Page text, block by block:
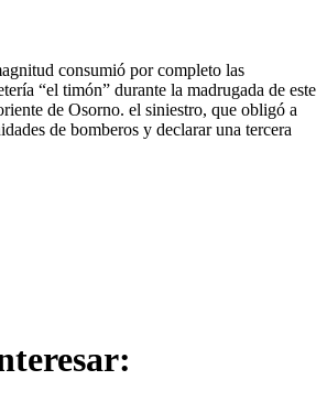
consumió por completo las
“el timón” durante la madrugada de este
de Osorno. el siniestro, que obligó a
de bomberos y declarar una tercera